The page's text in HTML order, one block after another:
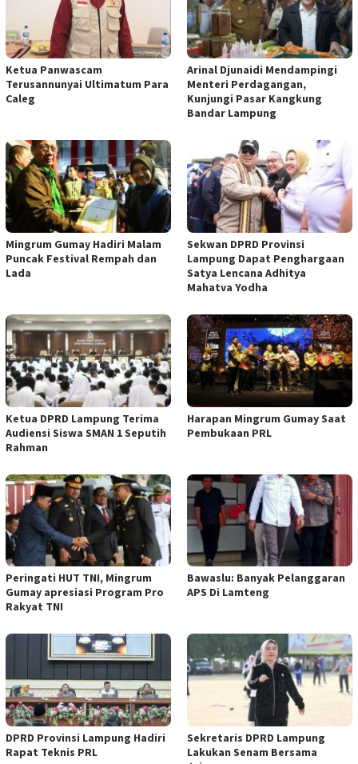
Ketua Panwascam
Terusannunyai Ultimatum Para
Caleg
Arinal Djunaidi Mendampingi
Menteri Perdagangan,
Kunjungi Pasar Kangkung
Bandar Lampung
Mingrum Gumay Hadiri Malam
Puncak Festival Rempah dan
Lada
Sekwan DPRD Provinsi
Lampung Dapat Penghargaan
Satya Lencana Adhitya
Mahatva Yodha
Ketua DPRD Lampung Terima
Audiensi Siswa SMAN 1 Seputih
Rahman
Harapan Mingrum Gumay Saat
Pembukaan PRL
Peringati HUT TNI, Mingrum
Gumay apresiasi Program Pro
Rakyat TNI
Bawaslu: Banyak Pelanggaran
APS Di Lamteng
DPRD Provinsi Lampung Hadiri
Rapat Teknis PRL
Sekretaris DPRD Lampung
Lakukan Senam Bersama